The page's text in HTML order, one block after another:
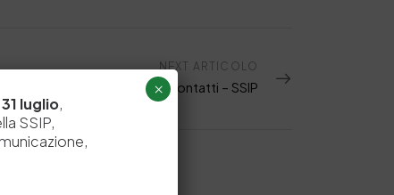
NEXT ARTICOLO
Contatti – SSIP
31 luglio,
SSIP,
×